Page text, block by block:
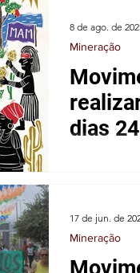
POPULA
R DE
ILHÉUS
- Nº2 -
FEV/202
2
dias
Mineração
8 de ago. de
Mineração
17 de jun. de